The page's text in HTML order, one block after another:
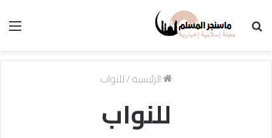
الرئيسية/للنواب
للنواب